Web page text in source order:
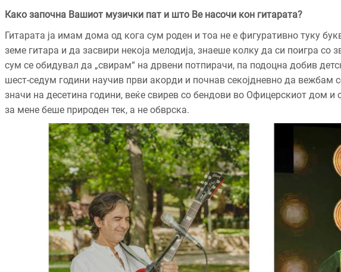
Како започна Вашиот музички пат и што Ве насочи кон гитарата?
Гитарата ја имам дома од кога сум роден и тоа не е фигуративно туку
земе гитара и да засвири некоја мелодија, знаеше колку да си поигра со
сум се обидувал да „свирам“ на дрвени потпирачи, па подоцна добив
шест-седум години научив први акорди и почнав секојдневно да вежбам
значи на десетина години, веќе свирев со бендови во Офицерскиот дом
за мене беше природен тек, а не обврска.